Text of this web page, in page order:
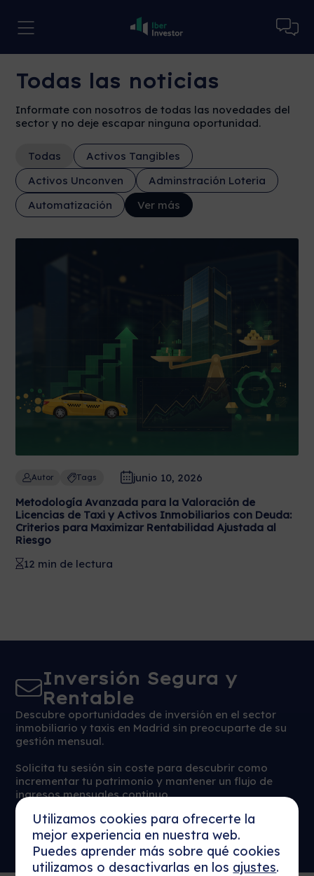
Todas las noticias
Informate con nosotros de todas las novedades del
sector y no deje escapar ninguna oportunidad.
Todas
Activos Tangibles
Activos Unconven
Adminstración Loteria
Automatización
Ver más
Autor Tags
junio 10, 2026
Metodología Avanzada para la Valoración de
Licencias de Taxi y Activos Inmobiliarios con Deuda:
Criterios para Maximizar Rentabilidad Ajustada al
Riesgo
12 min de lectura
Inversión Segura y
Rentable
Descubre oportunidades de inversión en el sector
inmobiliario y taxis en Madrid sin preocuparte de su
gestión mensual.
Solicita tu sesión sin coste para descubrir como
incrementar tu patrimonio y mantener un flujo de
ingresos mensuales continuo.
Reservar Sesión
Ahora
Más detalles
Utilizamos cookies para ofrecerte la
mejor experiencia en nuestra web.
Puedes aprender más sobre qué cookies
utilizamos o desactivarlas en los ajustes.